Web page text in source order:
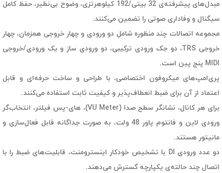
مبدل‌های پیشرفته‌ی 32 بیتی/192 کیلوهرتزی، وضوح بی‌نظیر، حفظ کامل
سیگنال و وفاداری صوتی را تضمین می‌کنند.
مجموعه اتصالات چند منظوره شامل دو ورودی و چهار خروجی همزمان، چهار
خروجی TRS، دو جک ورودی ترکیبی، دو ورودی ساز و یک ورودی/خروجی
MIDI پنج پین است.
پری‌امپ‌های میکروفون اختصاصی، با طراحی و ساخت حرفه‌ای و قابل
اعتماد از آن برای ضبط انعطاف‌پذیر و کیفیت ثابت استفاده می‌کنند.
برای هر کانال، نشانگر سطح صدا (VU Meter)، های-پس فیلتر، انتخاب‌گر
ورودی لاین و فانتوم پاور 48 ولت، به صورت جداگانه قابل فعال‌سازی و
مانیتور هستند.
دو عدد ورودی DI با تشخیص خودکار اینسترومنت، قابلیت‌های ضبط را با
اتصال چند حالته‌ی یکپارچه گسترش می‌دهند.